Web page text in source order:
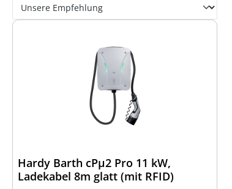
Hardy Barth cPµ2 Pro 11 kW,
Ladekabel 8m glatt (mit RFID)